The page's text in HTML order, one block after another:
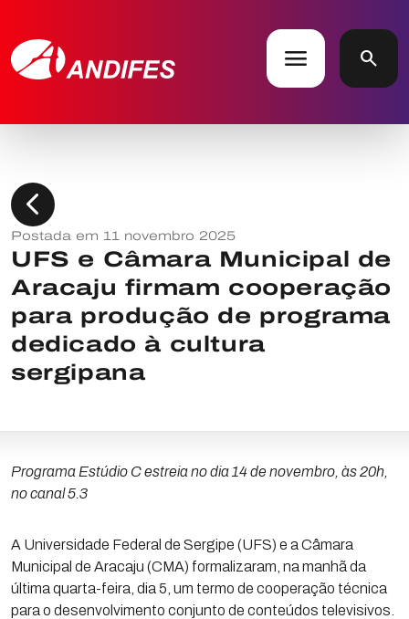
menu search
chevron_left
Postada em 11 novembro 2025
UFS e Câmara Municipal de
Aracaju firmam cooperação
para produção de programa
dedicado à cultura
sergipana
Programa Estúdio C estreia no dia 14 de novembro, às 20h,
no canal 5.3
A Universidade Federal de Sergipe (UFS) e a Câmara
Municipal de Aracaju (CMA) formalizaram, na manhã da
última quarta-feira, dia 5, um termo de cooperação técnica
para o desenvolvimento conjunto de conteúdos televisivos.